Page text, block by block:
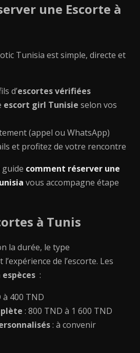
une Escorte à
Tunisia est simple, directe et
d’escortes vérifiées
escort girl Tunisie selon vos
(appel ou WhatsApp)
et profitez de votre rencontre
guide comment réserver une
vous accompagne étape
à Tunis
la durée, le type
de l’escorte. Les
espèces :
à 400 TND
: 800 TND à 1 600 TND
: à convenir